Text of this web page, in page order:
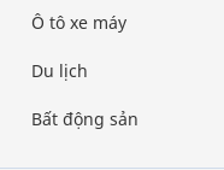
Ô tô xe máy
Du lịch
Bất động sản